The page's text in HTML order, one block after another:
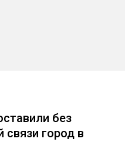
без
связи город в